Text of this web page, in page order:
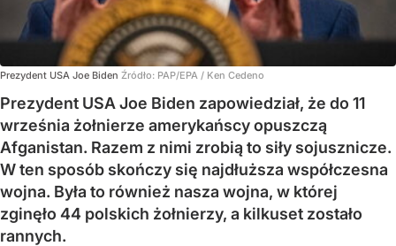
Prezydent USA Joe Biden Źródło: PAP/EPA / Ken Cedeno
Prezydent USA Joe Biden zapowiedział, że do 11
września żołnierze amerykańscy opuszczą
Afganistan. Razem z nimi zrobią to siły sojusznicze.
W ten sposób skończy się najdłuższa współczesna
wojna. Była to również nasza wojna, w której
zginęło 44 polskich żołnierzy, a kilkuset zostało
rannych.